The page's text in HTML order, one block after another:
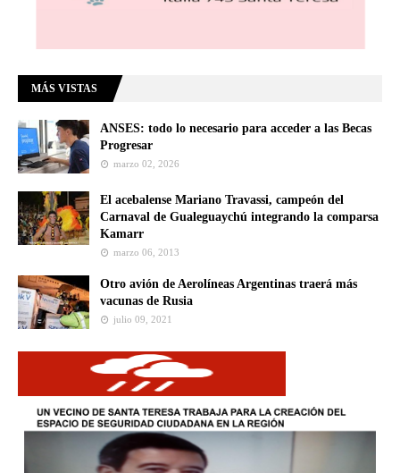
MÁS VISTAS
ANSES: todo lo necesario para acceder a las Becas
Progresar
marzo 02, 2026
El acebalense Mariano Travassi, campeón del
Carnaval de Gualeguaychú integrando la comparsa
Kamarr
marzo 06, 2013
Otro avión de Aerolíneas Argentinas traerá más
vacunas de Rusia
julio 09, 2021